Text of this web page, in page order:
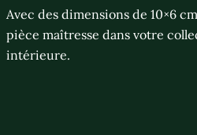
Avec des dimensions de 10×6
pièce maîtresse dans votre
intérieure.